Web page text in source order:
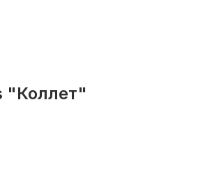
"Коллет"